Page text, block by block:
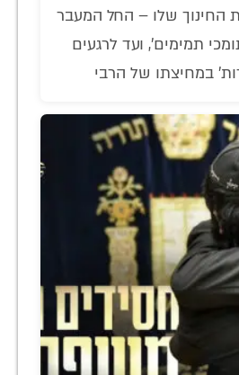
החינוך שלו – החל המעבר
תמימים', ועד לרגעים
במחיצתו של הרבי